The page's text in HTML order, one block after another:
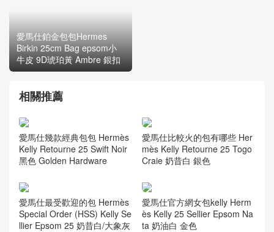
愛馬仕鉑金包包Hermes
Birkin 25cm Bag epsom小
牛皮 9D琥珀黃 Ambre 銀扣
相關推薦
愛馬仕幾款經典包包 Hermès
Kelly Retourne 25 Swift Noir
黑色 Golden Hardware
愛馬仕比較火的包有哪些 Her
mès Kelly Retourne 25 Togo
Craie 奶昔白 銀色
愛馬仕最受歡迎的包 Hermès
Special Order (HSS) Kelly Se
llier Epsom 25 奶昔白/大象灰
愛馬仕官方網女包kelly Herm
ès Kelly 25 Sellier Epsom Na
ta 奶油白 金色